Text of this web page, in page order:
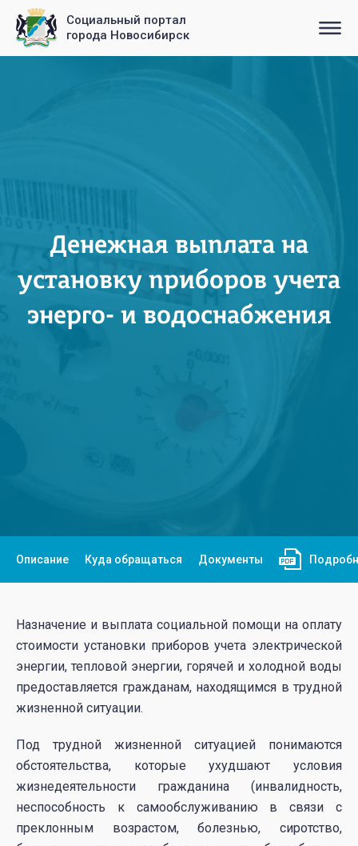
Социальный портал
города Новосибирск
Денежная выплата на
установку приборов учета
энерго- и водоснабжения
Описание Куда обращаться Документы
Назначение и выплата социальной помощи на оплату
стоимости установки приборов учета электрической
энергии, тепловой энергии, горячей и холодной воды
предоставляется гражданам, находящимся в трудной
жизненной ситуации.
Под трудной жизненной ситуацией понимаются
обстоятельства, которые ухудшают условия
жизнедеятельности гражданина (инвалидность,
неспособность к самообслуживанию в связи с
преклонным возрастом, болезнью, сиротство,